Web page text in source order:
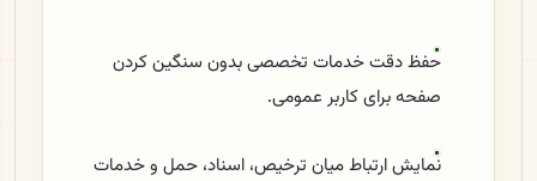
حفظ دقت خدمات تخصصی بدون سنگین کردن
صفحه برای کاربر عمومی.
نمایش ارتباط میان ترخیص، اسناد، حمل و خدمات